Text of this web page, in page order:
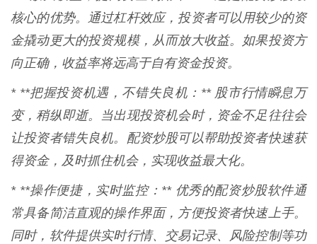
核心的优势。通过杠杆效应，投资者可以用较少的资
金撬动更大的投资规模，从而放大收益。如果投资方
向正确，收益率将远高于自有资金投资。
* **把握投资机遇，不错失良机：** 股市行情瞬息万
变，稍纵即逝。当出现投资机会时，资金不足往往会
让投资者错失良机。配资炒股可以帮助投资者快速获
得资金，及时抓住机会，实现收益最大化。
* **操作便捷，实时监控：** 优秀的配资炒股软件通
常具备简洁直观的操作界面，方便投资者快速上手。
同时，软件提供实时行情、交易记录、风险控制等功